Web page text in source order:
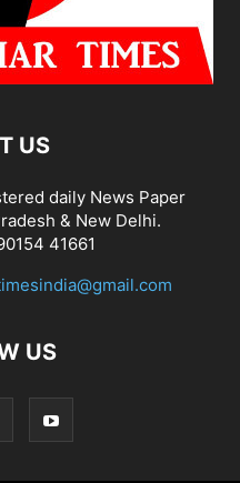
US
daily News Paper
& New Delhi.
41661
US